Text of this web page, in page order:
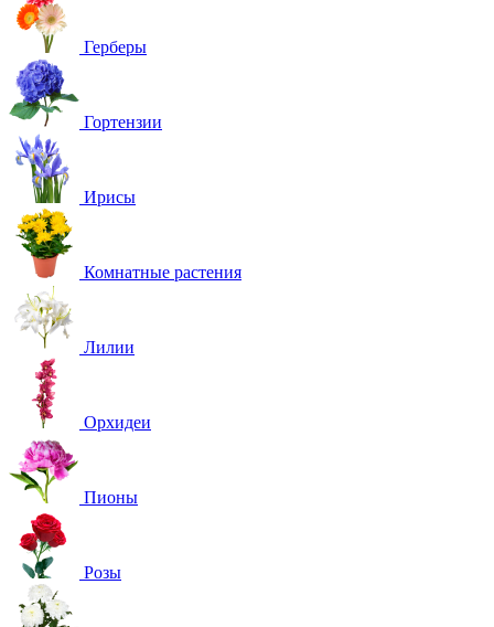
Герберы
Гортензии
Ирисы
Комнатные растения
Лилии
Орхидеи
Пионы
Розы